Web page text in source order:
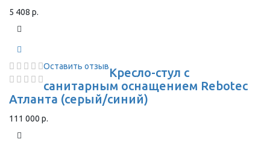
5 408 р.
Оставить отзывКресло-стул с
санитарным оснащением Rebotec
Атланта (серый/синий)
111 000 р.